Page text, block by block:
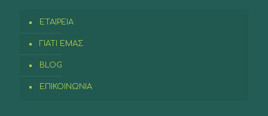
ΕΤΑΙΡΕΙΑ
ΓΙΑΤΙ ΕΜΑΣ
BLOG
ΕΠΙΚΟΙΝΩΝΙΑ